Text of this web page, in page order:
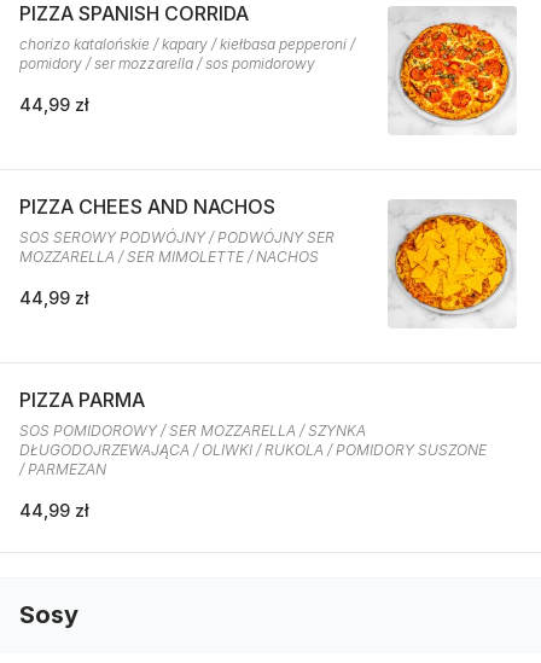
PIZZA SPANISH CORRIDA
chorizo katalońskie / kapary / kiełbasa pepperoni /
pomidory / ser mozzarella / sos pomidorowy
44,99 zł
PIZZA CHEES AND NACHOS
SOS SEROWY PODWÓJNY / PODWÓJNY SER
MOZZARELLA / SER MIMOLETTE / NACHOS
44,99 zł
PIZZA PARMA
SOS POMIDOROWY / SER MOZZARELLA / SZYNKA
DŁUGODOJRZEWAJĄCA / OLIWKI / RUKOLA / POMIDORY SUSZONE
/ PARMEZAN
44,99 zł
Sosy